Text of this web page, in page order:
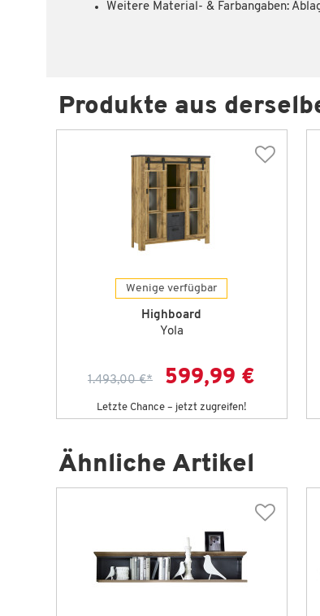
Weitere Material- & Farbangaben:
Produkte aus
Wenige verfügbar
Highboard
Yola
1.493,00 €* 599,99 €
Letzte Chance – jetzt zugreifen!
Ähnliche Artikel